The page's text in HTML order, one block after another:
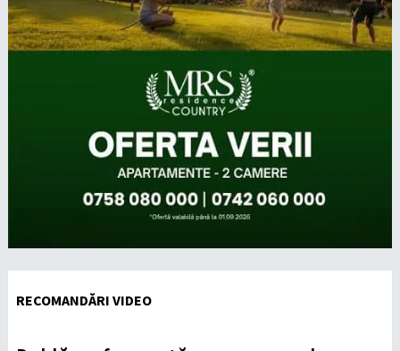
RECOMANDĂRI VIDEO